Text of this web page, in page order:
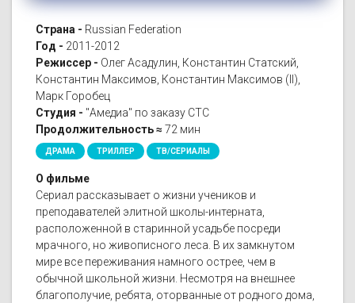
Страна - Russian Federation
Год - 2011-2012
Режиссер - Олег Асадулин, Константин Статский,
Константин Максимов, Константин Максимов (II),
Марк Горобец
Студия - "Амедиа" по заказу СТС
Продолжительность ≈ 72 мин
ДРАМА ТРИЛЛЕР ТВ/СЕРИАЛЫ
О фильме
Сериал рассказывает о жизни учеников и
преподавателей элитной школы-интерната,
расположенной в старинной усадьбе посреди
мрачного, но живописного леса. В их замкнутом
мире все переживания намного острее, чем в
обычной школьной жизни. Несмотря на внешнее
благополучие, ребята, оторванные от родного дома,